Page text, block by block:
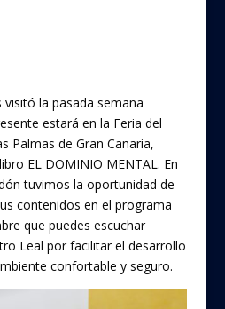
la pasada semana
estará en la Feria del
Palmas de Gran Canaria,
EL DOMINIO MENTAL. En
tuvimos la oportunidad de
contenidos en el programa
que puedes escuchar
Leal por facilitar el desarrollo
confortable y seguro.